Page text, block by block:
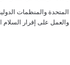
ﺍﻟﻤﺘﺤﺪﺓ ﻭﺍﻟﻤﻨﻈﻤﺎﺕ
ﻭﺍﻟﻌﻤﻞ ﻋﻠﻰ ﺇﻗﺮﺍﺭ ﺍﻟﺴﻼﻡ